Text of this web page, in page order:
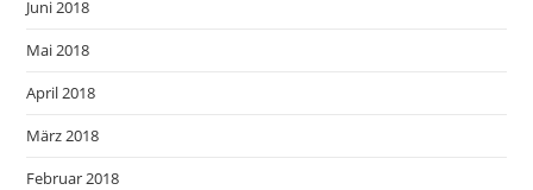
Juni 2018
Mai 2018
April 2018
März 2018
Februar 2018